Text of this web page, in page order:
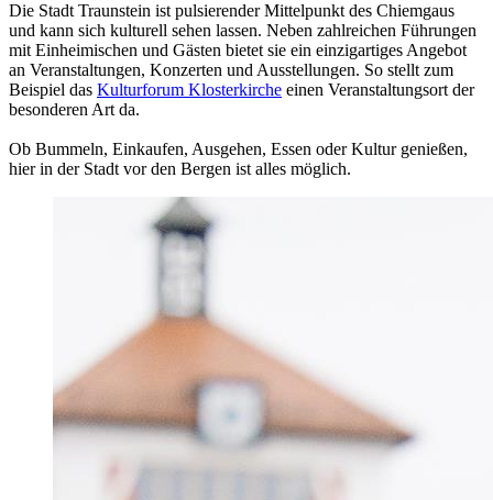
Die Stadt Traunstein ist pulsierender Mittelpunkt des Chiemgaus
und kann sich kulturell sehen lassen. Neben zahlreichen Führungen
mit Einheimischen und Gästen bietet sie ein einzigartiges Angebot
an Veranstaltungen, Konzerten und Ausstellungen. So stellt zum
Beispiel das Kulturforum Klosterkirche einen Veranstaltungsort der
besonderen Art da.
Ob Bummeln, Einkaufen, Ausgehen, Essen oder Kultur genießen,
hier in der Stadt vor den Bergen ist alles möglich.